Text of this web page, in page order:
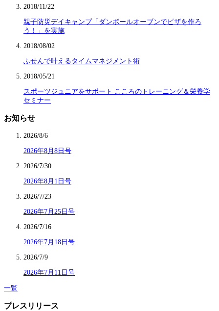
2018/11/22
親子防災デイキャンプ「ダンボールオーブンでピザを作ろ
う！」を実施
2018/08/02
ふせんで叶えるタイムマネジメント術
2018/05/21
スポーツジュニアをサポート こころのトレーニング＆栄養学
セミナー
お知らせ
2026/8/6
2026年8月8日号
2026/7/30
2026年8月1日号
2026/7/23
2026年7月25日号
2026/7/16
2026年7月18日号
2026/7/9
2026年7月11日号
一覧
プレスリリース